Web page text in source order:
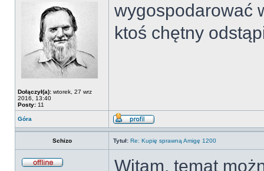
Dołączył(a): wtorek, 27 wrz
2016, 13:40
Posty: 11
wygospodarować
ktoś chętny
Góra
Schizo Tytuł: Re: Kupię sprawną Amigę 1200
Witam, temat